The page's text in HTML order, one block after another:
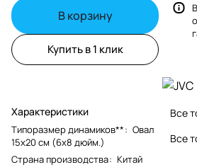
В корзину
Купить в 1 клик
Характеристики
Типоразмер динамиков**: Овал
15x20 см (6x8 дюйм.)
Страна производства: Китай
Все
Все